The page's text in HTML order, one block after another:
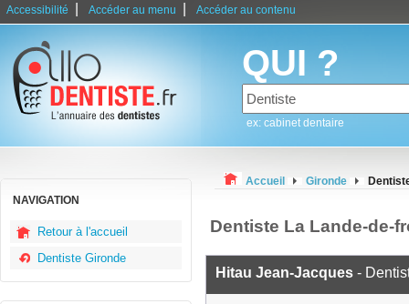
Accessibilité Accéder au menu Accéder au contenu
QUI ?
ex: cabinet dentaire
NAVIGATION
Retour à l'accueil
Dentiste Gironde
Accueil Gironde
Dentiste La Lande-de-
Hitau Jean-Jacques -